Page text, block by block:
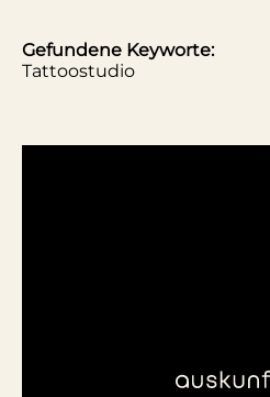
Gefundene Keyworte:
Tattoostudio